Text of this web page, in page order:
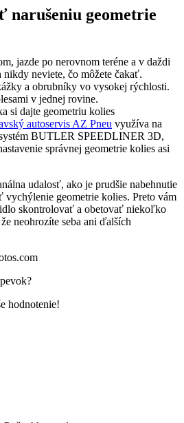
narušeniu geometrie
jazde po nerovnom teréne a v daždi
neviete, čo môžete čakať.
a obrubníky vo vysokej rýchlosti.
v jednej rovine.
si dajte geometriu kolies
autoservis AZ Pneu využíva na
BUTLER SPEEDLINER 3D,
správnej geometrie kolies asi
udalosť, ako je prudšie nabehnutie
vychýlenie geometrie kolies. Preto vám
skontrolovať a obetovať niekoľko
neohrozíte seba ani ďalších
hodnotenie!